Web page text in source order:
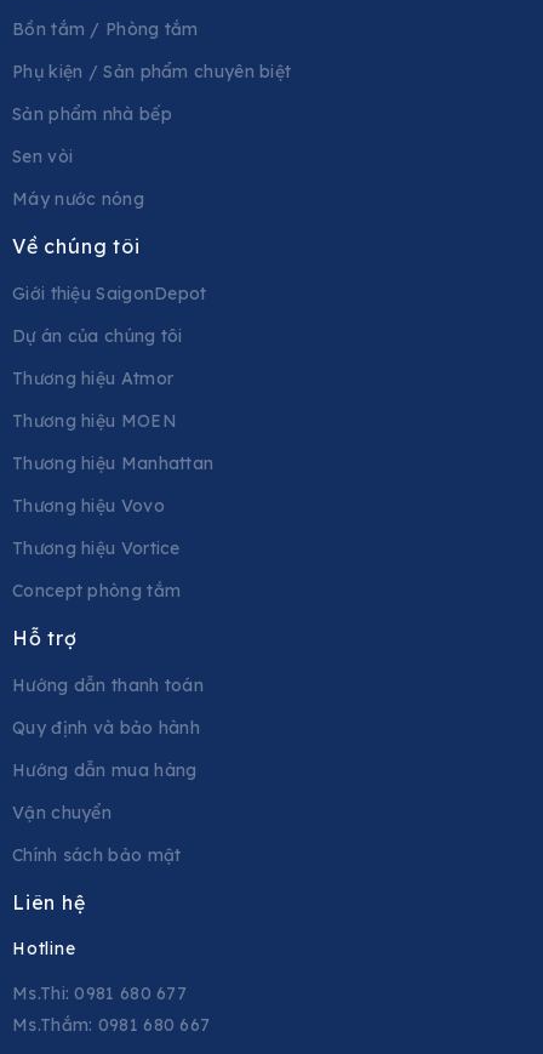
Bồn tắm / Phòng tắm
Phụ kiện / Sản phẩm chuyên biệt
Sản phẩm nhà bếp
Sen vòi
Máy nước nóng
Về chúng tôi
Giới thiệu SaigonDepot
Dự án của chúng tôi
Thương hiệu Atmor
Thương hiệu MOEN
Thương hiệu Manhattan
Thương hiệu Vovo
Thương hiệu Vortice
Concept phòng tắm
Hỗ trợ
Hướng dẫn thanh toán
Quy định và bảo hành
Hướng dẫn mua hàng
Vận chuyển
Chính sách bảo mật
Liên hệ
Hotline
Ms.Thi: 0981 680 677
Ms.Thắm: 0981 680 667